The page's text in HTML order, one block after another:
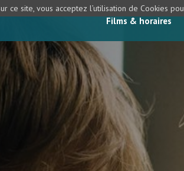
Films & horaires
ce site, vous acceptez l’utilisation de Cookies